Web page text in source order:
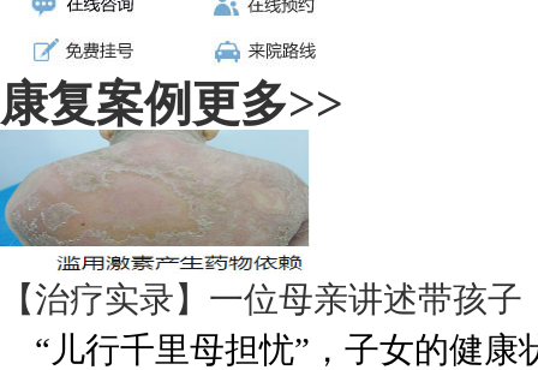
康复案例更多>>
【治疗实录】一位母亲讲述带孩子
“儿行千里母担忧”，子女的健康